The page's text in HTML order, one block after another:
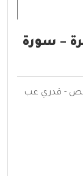
– سورة
- قدري عب